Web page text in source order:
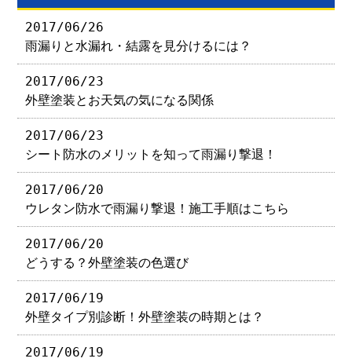
2017/06/26
雨漏りと水漏れ・結露を見分けるには？
2017/06/23
外壁塗装とお天気の気になる関係
2017/06/23
シート防水のメリットを知って雨漏り撃退！
2017/06/20
ウレタン防水で雨漏り撃退！施工手順はこちら
2017/06/20
どうする？外壁塗装の色選び
2017/06/19
外壁タイプ別診断！外壁塗装の時期とは？
2017/06/19